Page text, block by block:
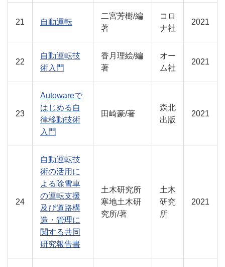
21 自動運転
二宮芳樹/編
著
コロ
ナ社
2021
22
自動運転技
術入門
香月理絵/編
著
オー
ム社
2021
23
Autowareで
はじめる自
律移動技術
入門
田崎豪/著
森北
出版
2021
24
自動運転技
術の活用に
よる除雪車
の運転支援
及び道路構
造・管理に
関する共同
研究報告書
土木研究所
寒地土木研
究所/著
土木
研究
所
2021